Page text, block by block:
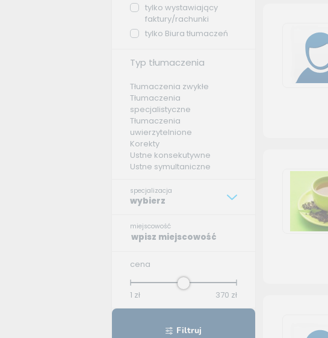
tylko wystawiający
faktury/rachunki
tylko Biura tłumaczeń
Typ tłumaczenia
Tłumaczenia zwykłe
Tłumaczenia
specjalistyczne
Tłumaczenia
uwierzytelnione
Korekty
Ustne konsekutywne
Ustne symultaniczne
specjalizacja
wybierz
miejscowość
cena
1 zł 370 zł
Filtruj